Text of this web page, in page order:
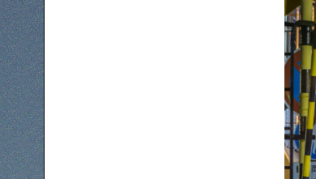
シタマチコウベについて 下町カレンダー